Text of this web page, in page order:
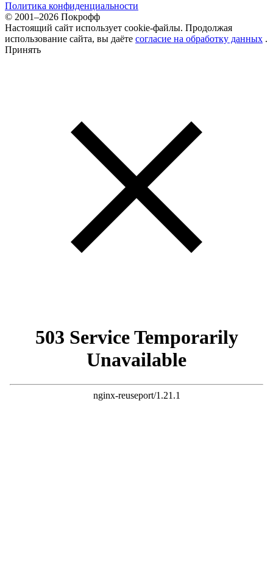
Политика конфиденциальности
© 2001–2026 Покрофф
Настоящий сайт использует cookie-файлы. Продолжая
использование сайта, вы даёте согласие на обработку данных .
Принять